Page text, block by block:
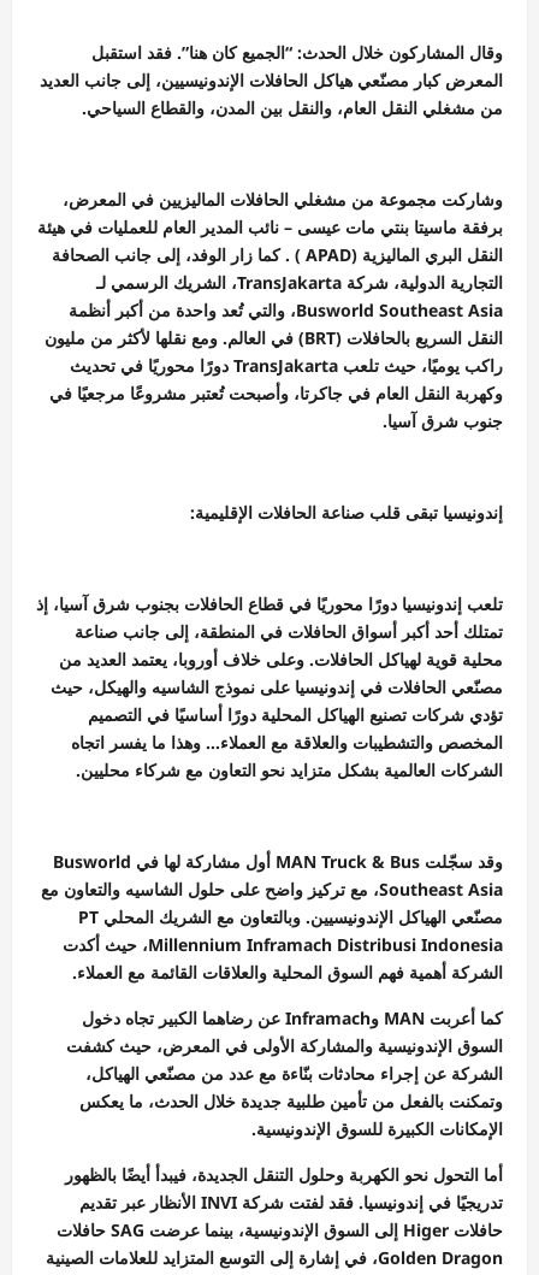
وقال المشاركون خلال الحدث: “الجميع كان هنا”. فقد استقبل
المعرض كبار مصنّعي هياكل الحافلات الإندونيسيين، إلى جانب العديد
من مشغلي النقل العام، والنقل بين المدن، والقطاع السياحي.
وشاركت مجموعة من مشغلي الحافلات الماليزيين في المعرض،
برفقة ماسيتا بنتي مات عيسى – نائب المدير العام للعمليات في هيئة
النقل البري الماليزية (APAD ) . كما زار الوفد، إلى جانب الصحافة
التجارية الدولية، شركة TransJakarta، الشريك الرسمي لـ
Busworld Southeast Asia، والتي تُعد واحدة من أكبر أنظمة
النقل السريع بالحافلات (BRT) في العالم. ومع نقلها لأكثر من مليون
راكب يوميًا، حيث تلعب TransJakarta دورًا محوريًا في تحديث
وكهربة النقل العام في جاكرتا، وأصبحت تُعتبر مشروعًا مرجعيًا في
جنوب شرق آسيا.
إندونيسيا تبقى قلب صناعة الحافلات الإقليمية:
تلعب إندونيسيا دورًا محوريًا في قطاع الحافلات بجنوب شرق آسيا، إذ
تمتلك أحد أكبر أسواق الحافلات في المنطقة، إلى جانب صناعة
محلية قوية لهياكل الحافلات. وعلى خلاف أوروبا، يعتمد العديد من
مصنّعي الحافلات في إندونيسيا على نموذج الشاسيه والهيكل، حيث
تؤدي شركات تصنيع الهياكل المحلية دورًا أساسيًا في التصميم
المخصص والتشطيبات والعلاقة مع العملاء… وهذا ما يفسر اتجاه
الشركات العالمية بشكل متزايد نحو التعاون مع شركاء محليين.
وقد سجّلت MAN Truck & Bus أول مشاركة لها في Busworld
Southeast Asia، مع تركيز واضح على حلول الشاسيه والتعاون مع
مصنّعي الهياكل الإندونيسيين. وبالتعاون مع الشريك المحلي PT
Millennium Inframach Distribusi Indonesia، حيث أكدت
الشركة أهمية فهم السوق المحلية والعلاقات القائمة مع العملاء.
كما أعربت MAN وInframach عن رضاهما الكبير تجاه دخول
السوق الإندونيسية والمشاركة الأولى في المعرض، حيث كشفت
الشركة عن إجراء محادثات بنّاءة مع عدد من مصنّعي الهياكل،
وتمكنت بالفعل من تأمين طلبية جديدة خلال الحدث، ما يعكس
الإمكانات الكبيرة للسوق الإندونيسية.
أما التحول نحو الكهربة وحلول التنقل الجديدة، فيبدأ أيضًا بالظهور
تدريجيًا في إندونيسيا. فقد لفتت شركة INVI الأنظار عبر تقديم
حافلات Higer إلى السوق الإندونيسية، بينما عرضت SAG حافلات
Golden Dragon، في إشارة إلى التوسع المتزايد للعلامات الصينية